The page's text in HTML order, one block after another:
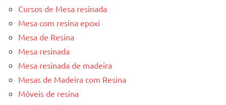
Cursos de Mesa resinada
Mesa com resina epoxi
Mesa de Resina
Mesa resinada
Mesa resinada de madeira
Mesas de Madeira com Resina
Móveis de resina